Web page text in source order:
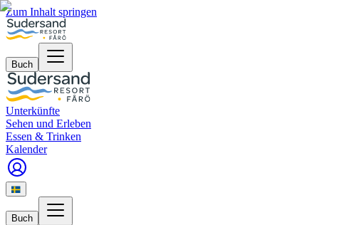
Zum Inhalt springen
Buch
Unterkünfte
Sehen und Erleben
Essen & Trinken
Kalender
Buch